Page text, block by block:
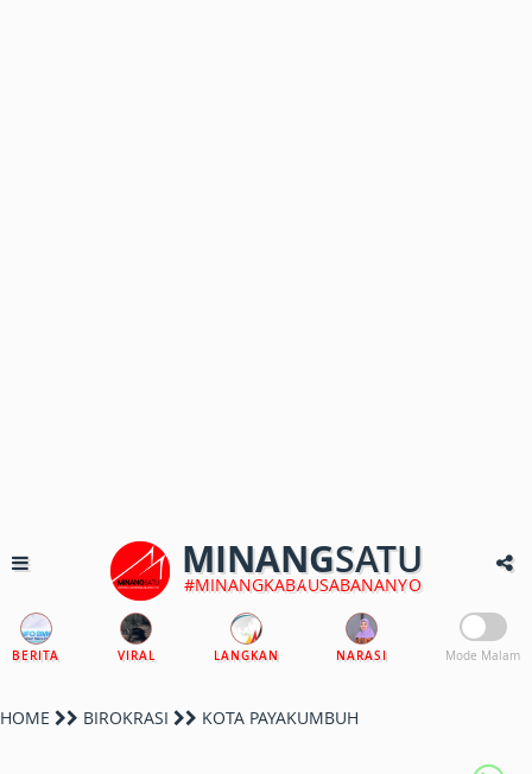
MINANGSATU
#MINANGKABAUSABANANYO
BERITA VIRAL LANGKAN NARASI Mode Malam
HOME BIROKRASI KOTA PAYAKUMBUH